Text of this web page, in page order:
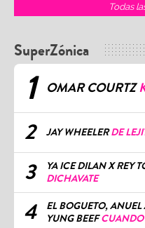
Todas
SuperZónica
1 OMAR COURTZ
2 JAY WHEELERDE
3
YA ICE DILAN X REY
DICHAVATE
4
EL BOGUETO,
YUNG BEEF